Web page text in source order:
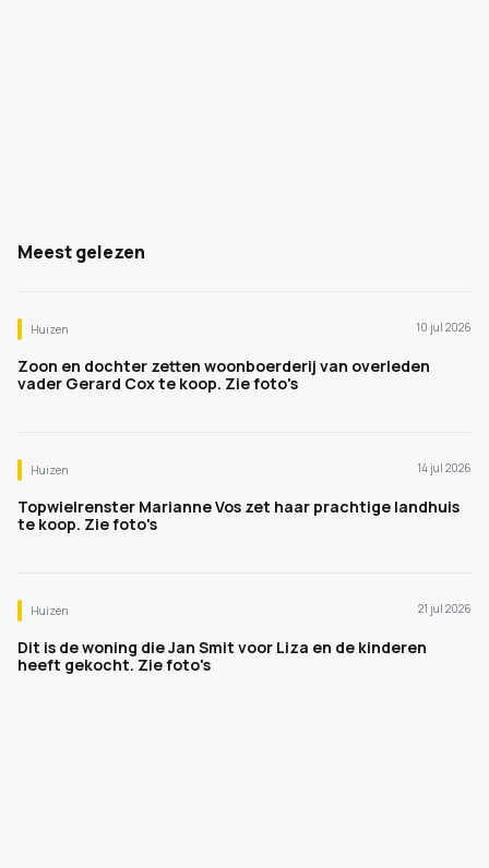
Meest gelezen
Huizen 10 jul 2026
Zoon en dochter zetten woonboerderij van overleden
vader Gerard Cox te koop. Zie foto's
Huizen 14 jul 2026
Topwielrenster Marianne Vos zet haar prachtige landhuis
te koop. Zie foto's
Huizen 21 jul 2026
Dit is de woning die Jan Smit voor Liza en de kinderen
heeft gekocht. Zie foto's